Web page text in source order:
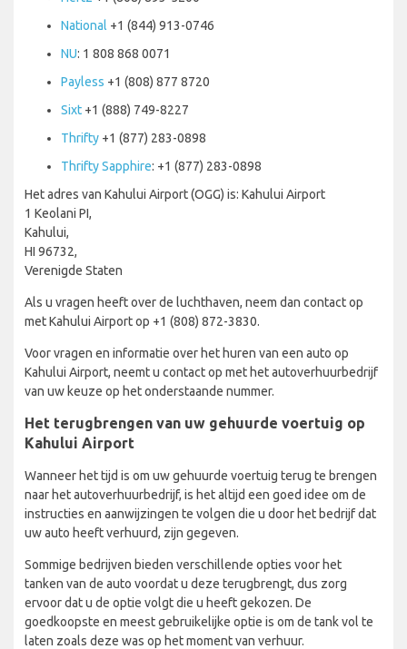
National +1 (844) 913-0746
NU: 1 808 868 0071
Payless +1 (808) 877 8720
Sixt +1 (888) 749-8227
Thrifty +1 (877) 283-0898
Thrifty Sapphire: +1 (877) 283-0898
Het adres van Kahului Airport (OGG) is: Kahului Airport
1 Keolani PI,
Kahului,
HI 96732,
Verenigde Staten
Als u vragen heeft over de luchthaven, neem dan contact op
met Kahului Airport op +1 (808) 872-3830.
Voor vragen en informatie over het huren van een auto op
Kahului Airport, neemt u contact op met het autoverhuurbedrijf
van uw keuze op het onderstaande nummer.
Het terugbrengen van uw gehuurde voertuig op
Kahului Airport
Wanneer het tijd is om uw gehuurde voertuig terug te brengen
naar het autoverhuurbedrijf, is het altijd een goed idee om de
instructies en aanwijzingen te volgen die u door het bedrijf dat
uw auto heeft verhuurd, zijn gegeven.
Sommige bedrijven bieden verschillende opties voor het
tanken van de auto voordat u deze terugbrengt, dus zorg
ervoor dat u de optie volgt die u heeft gekozen. De
goedkoopste en meest gebruikelijke optie is om de tank vol te
laten zoals deze was op het moment van verhuur.